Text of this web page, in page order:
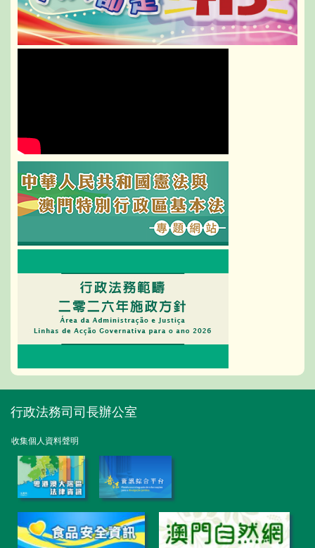
行政法務司司長辦公室
收集個人資料聲明